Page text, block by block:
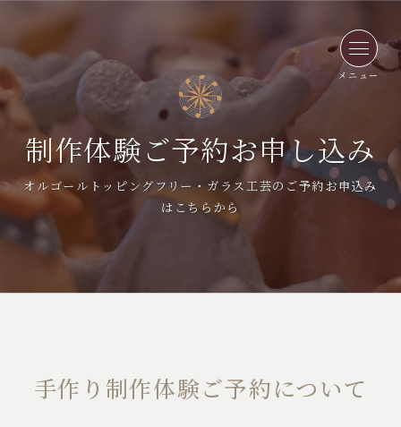
メニュー
制作体験ご予約お申し込み
オルゴールトッピングフリー・ガラス工芸のご予約お申込み
はこちらから
手作り制作体験ご予約について